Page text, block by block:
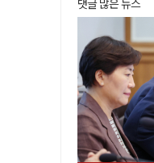
댓글 많은 뉴스